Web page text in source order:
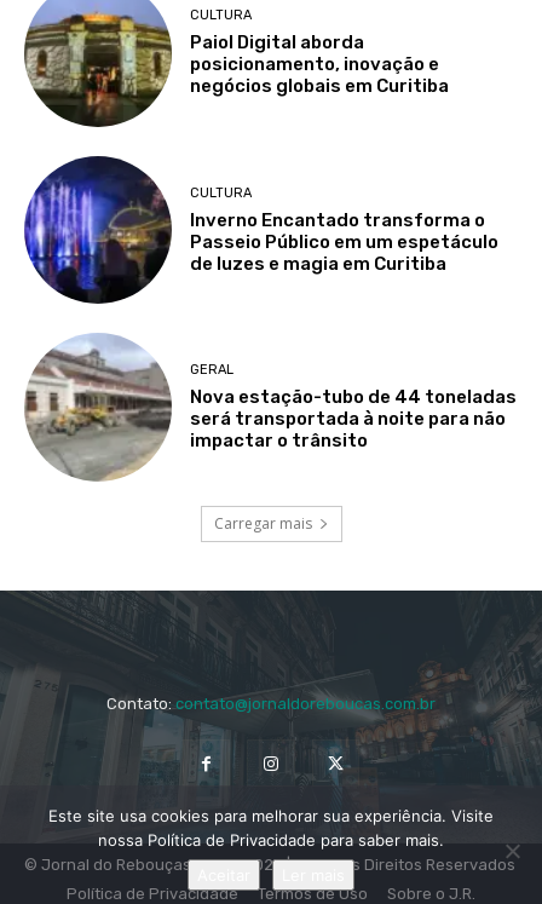
CULTURA
Paiol Digital aborda
posicionamento, inovação e
negócios globais em Curitiba
CULTURA
Inverno Encantado transforma o
Passeio Público em um espetáculo
de luzes e magia em Curitiba
GERAL
Nova estação-tubo de 44 toneladas
será transportada à noite para não
impactar o trânsito
Carregar mais
Contato: contato@jornaldoreboucas.com.br
© Jornal do Rebouças 2014 - 2024 | Todos os Direitos Reservados
Política de Privacidade
Termos de Uso Sobre o J.R.
Este site usa cookies para melhorar sua experiência. Visite
nossa Política de Privacidade para saber mais.